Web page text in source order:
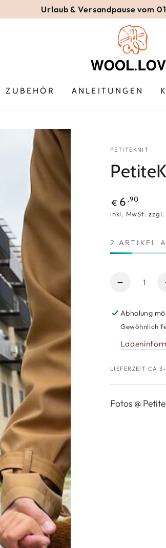
Urlaub & Versandpause vom
ZUBEHÖR ANLEITUNGEN
PETITEKNIT
Regulärer
Preis
€ 6 ,90
inkl. MwSt. zzgl.
2 ARTIKEL
Verringere
Menge
für
Abholung
Gewöhnlich
LIEFERZEIT CA
Fotos @